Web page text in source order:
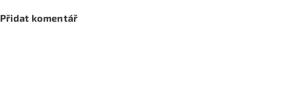
Přidat komentář